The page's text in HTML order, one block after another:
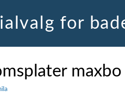
for
maxbo